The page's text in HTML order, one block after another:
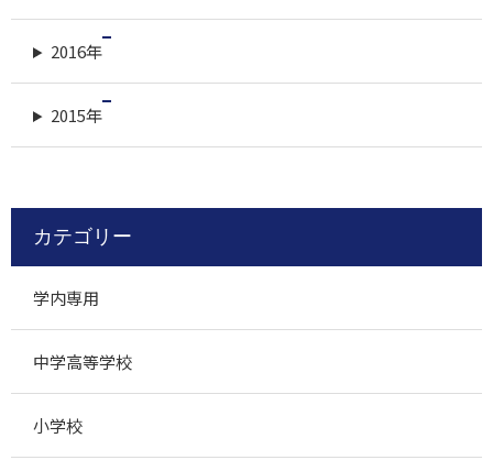
2016年
2015年
カテゴリー
学内専用
中学高等学校
小学校